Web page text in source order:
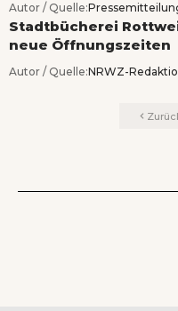
Autor / Quelle:
Stadtbücherei
neue Öffnungszeiten
Autor / Quelle:NRWZ-